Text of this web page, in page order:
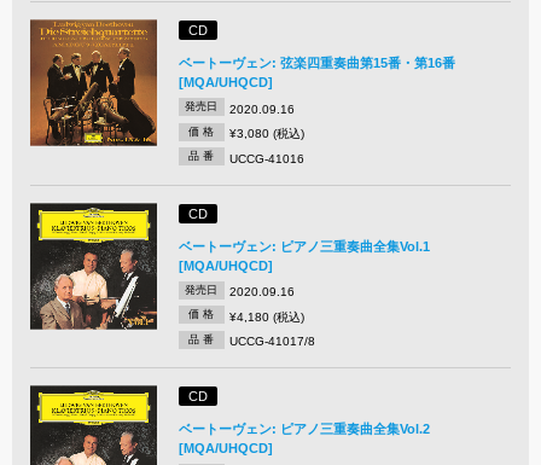
CD
ベートーヴェン: 弦楽四重奏曲第15番・第16番
[MQA/UHQCD]
発売日 2020.09.16
価 格 ¥3,080 (税込)
品 番 UCCG-41016
CD
ベートーヴェン: ピアノ三重奏曲全集Vol.1
[MQA/UHQCD]
発売日 2020.09.16
価 格 ¥4,180 (税込)
品 番 UCCG-41017/8
CD
ベートーヴェン: ピアノ三重奏曲全集Vol.2
[MQA/UHQCD]